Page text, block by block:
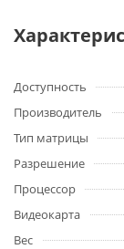
Доступность
Производитель
Тип матрицы
Разрешение
Процессор
Видеокарта
Вес